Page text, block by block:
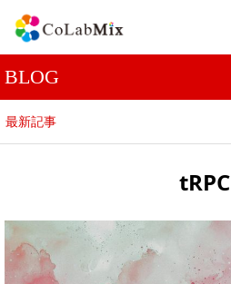
BLOG
最新記事
tRPC